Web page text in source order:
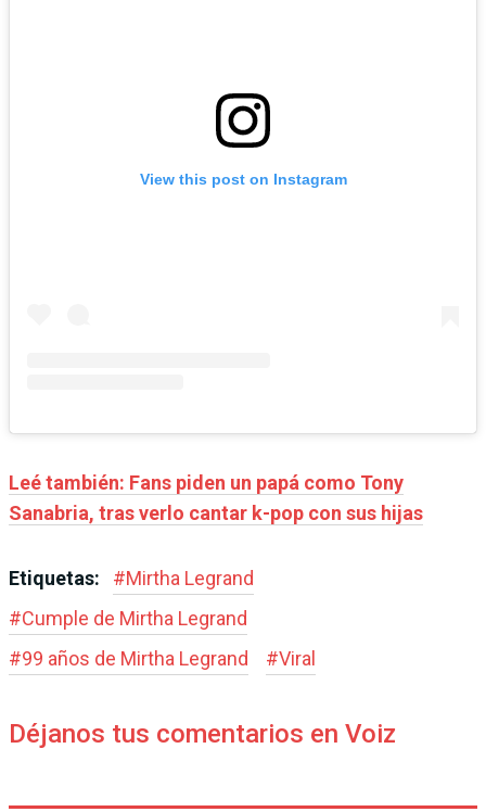
View this post on Instagram
Leé también: Fans piden un papá como Tony
Sanabria, tras verlo cantar k-pop con sus hijas
Etiquetas: #Mirtha Legrand
#Cumple de Mirtha Legrand
#99 años de Mirtha Legrand #Viral
Déjanos tus comentarios en Voiz